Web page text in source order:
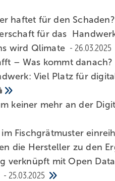
haftet für den Schaden?
für das
wird Qlimate
26.03.2025
– Was kommt danach?
Viel Platz für
keiner mehr an der
Fischgrät­muster
die Hersteller zu den
verknüpft mit Open
25.03.2025